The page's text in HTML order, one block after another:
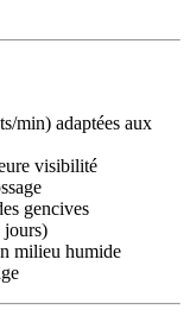
min) adaptées aux
visibilité
gencives
jours)
milieu humide